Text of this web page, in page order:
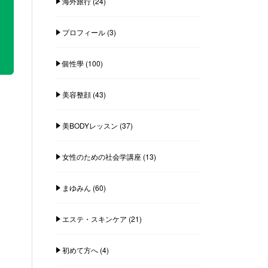
プロフィール(3)
個性學(100)
美容整顔(43)
美BODYレッスン (37)
女性のための社会学講座(13)
まゆみん (60)
エステ・スキンケア (21)
初めて方へ(4)